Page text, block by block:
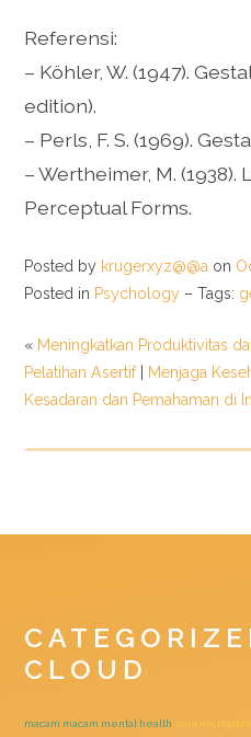
Referensi:
– Köhler, W. (1947).
edition).
– Perls, F. S. (1969).
– Wertheimer, M.
Perceptual Forms.
Posted by krugerxyz@@a on
Posted in Psychology – Tags:
« Meningkatkan Produktivitas
Pelatihan Asertif| Menjaga
Kesadaran dan Pemahaman di
CLOUD
macam macam mental health cara